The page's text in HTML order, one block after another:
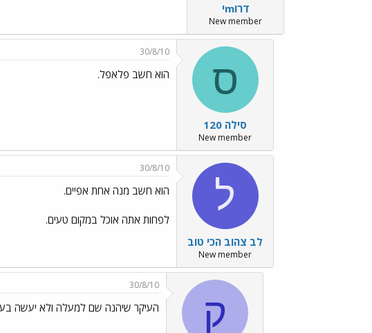
דרוmי
New member
ס
סילה 120
New member
30/8/10
הוא חשב פלאפל.
ל
לב צהוב הכי טוב
New member
30/8/10
הוא חשב מנה אחת אפיים.
לפחות אתה אוכל במקום טעים.
ק
30/8/10
העיקר שיהנה שם למעלה ולא יעשה